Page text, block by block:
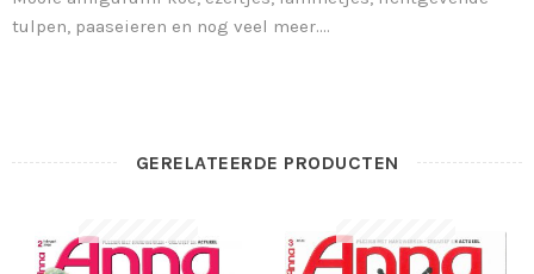
tulpen, paaseieren en nog veel meer….
GERELATEERDE PRODUCTEN